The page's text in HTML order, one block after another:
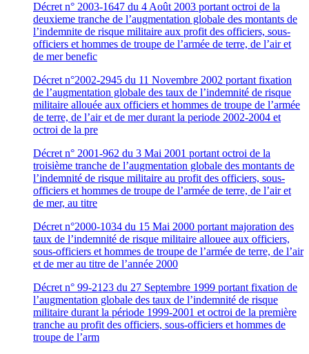
Décret n° 2003-1647 du 4 Août 2003 portant octroi de la
deuxieme tranche de l’augmentation globale des montants de
l’indemnite de risque militaire aux profit des officiers, sous-
officiers et hommes de troupe de l’armée de terre, de l’air et
de mer benefic
Décret n°2002-2945 du 11 Novembre 2002 portant fixation
de l’augmentation globale des taux de l’indemnité de risque
militaire allouée aux officiers et hommes de troupe de l’armée
de terre, de l’air et de mer durant la periode 2002-2004 et
octroi de la pre
Décret n° 2001-962 du 3 Mai 2001 portant octroi de la
troisième tranche de l’augmentation globale des montants de
l’indemnité de risque militaire au profit des officiers, sous-
officiers et hommes de troupe de l’armée de terre, de l’air et
de mer, au titre
Décret n°2000-1034 du 15 Mai 2000 portant majoration des
taux de l’indemnité de risque militaire allouee aux officiers,
sous-officiers et hommes de troupe de l’armée de terre, de l’air
et de mer au titre de l’année 2000
Décret n° 99-2123 du 27 Septembre 1999 portant fixation de
l’augmentation globale des taux de l’indemnité de risque
militaire durant la période 1999-2001 et octroi de la première
tranche au profit des officiers, sous-officiers et hommes de
troupe de l’arm